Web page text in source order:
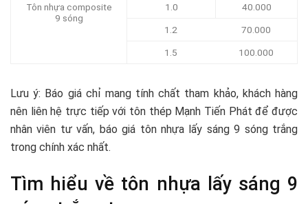
Tôn nhựa composite
9 sóng
1.0 40.000
1.2 70.000
1.5 100.000
Lưu ý: Báo giá chỉ mang tính chất tham khảo, khách hàng
nên liên hệ trực tiếp với tôn thép Mạnh Tiến Phát để được
nhân viên tư vấn, báo giá tôn nhựa lấy sáng 9 sóng trắng
trong chính xác nhất.
Tìm hiểu về tôn nhựa lấy sáng 9